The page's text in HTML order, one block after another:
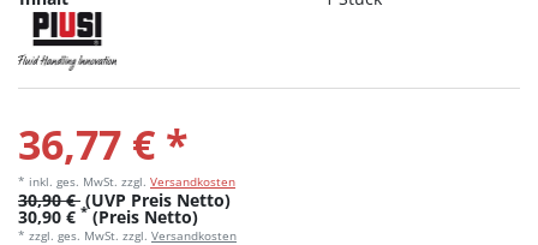
36,77 € *
* inkl. ges. MwSt. zzgl. Versandkosten
30,90 € (UVP Preis Netto)
30,90 € * (Preis Netto)
* zzgl. ges. MwSt. zzgl. Versandkosten